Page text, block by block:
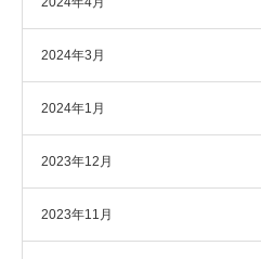
2024年3月
2024年1月
2023年12月
2023年11月